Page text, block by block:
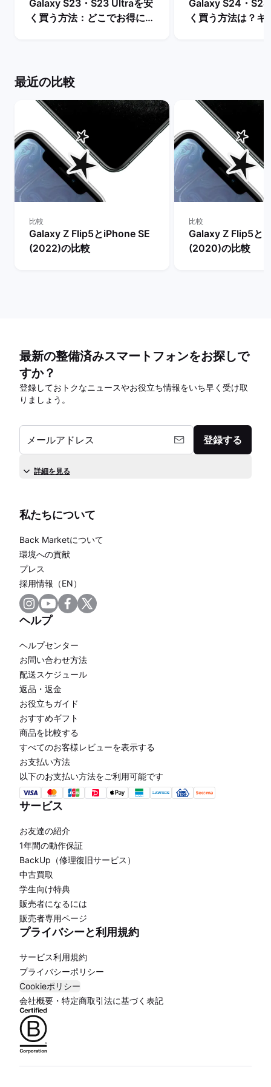
Galaxy S23・S23 Ultraを安
く買う方法：どこでお得に購
Galaxy S24・
く買う方法は？キ
最近の比較
比較
Galaxy Z Flip5とiPhone SE
(2022)の比較
比較
Galaxy Z Flip5と
(2020)の比較
最新の整備済みスマートフォンをお探しで
すか？
登録しておトクなニュースやお役立ち情報をいち早く受け取
りましょう。
メールアドレス 登録する
詳細を見る
私たちについて
Back Marketについて
環境への貢献
プレス
採用情報（EN）
ヘルプ
ヘルプセンター
お問い合わせ方法
配送スケジュール
返品・返金
お役立ちガイド
おすすめギフト
商品を比較する
すべてのお客様レビューを表示する
お支払い方法
以下のお支払い方法をご利用可能です
サービス
お友達の紹介
1年間の動作保証
BackUp（修理復旧サービス）
中古買取
学生向け特典
販売者になるには
販売者専用ページ
プライバシーと利用規約
サービス利用規約
プライバシーポリシー
Cookieポリシー
会社概要・特定商取引法に基づく表記